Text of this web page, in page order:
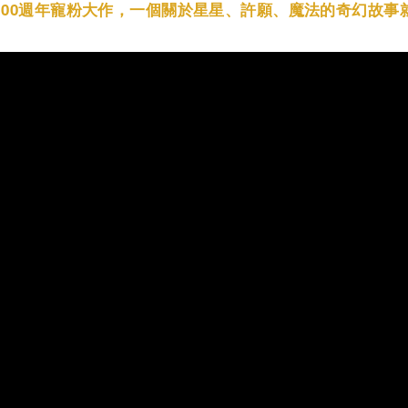
週年寵粉大作，一個關於星星、許願、 魔法的奇幻故事